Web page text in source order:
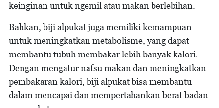
keinginan untuk ngemil atau makan berlebihan.
Bahkan, biji alpukat juga memiliki kemampuan
untuk meningkatkan metabolisme, yang dapat
membantu tubuh membakar lebih banyak kalori.
Dengan mengatur nafsu makan dan meningkatkan
pembakaran kalori, biji alpukat bisa membantu
dalam mencapai dan mempertahankan berat badan